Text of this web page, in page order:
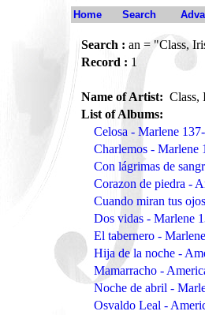
Home Search
Search : an = "Class,
Record : 1
Name of Artist: Class,
List of Albums:
Celosa - Marlene
Charlemos - Marlene
Con lágrimas de
Corazon de piedra -
Cuando miran tus
Dos vidas - Marlene
El tabernero -
Hija de la noche -
Mamarracho -
Noche de abril -
Osvaldo Leal -